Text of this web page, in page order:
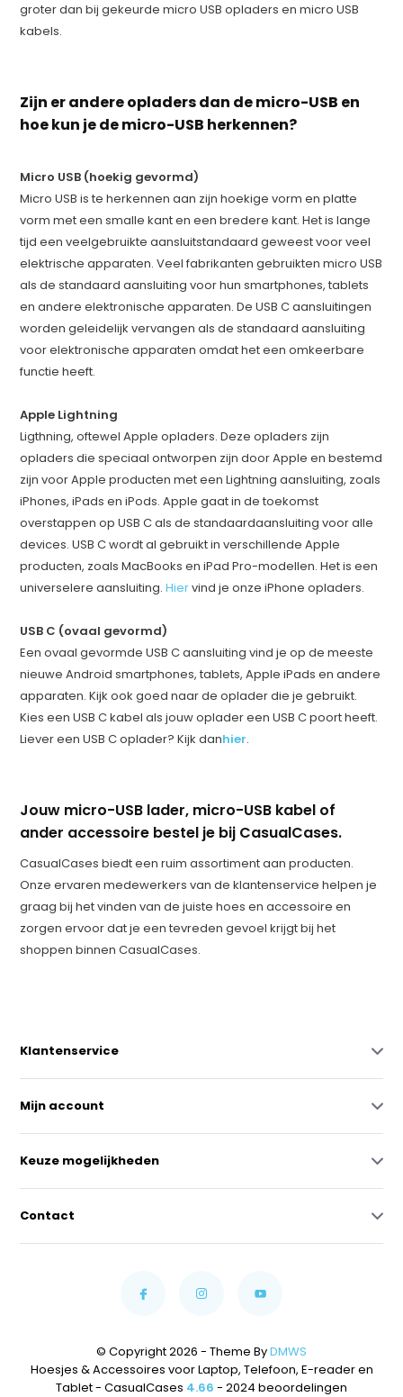
groter dan bij gekeurde micro USB opladers en micro USB
kabels.
Zijn er andere opladers dan de micro-USB en
hoe kun je de micro-USB herkennen?
Micro USB (hoekig gevormd)
Micro USB is te herkennen aan zijn hoekige vorm en platte
vorm met een smalle kant en een bredere kant. Het is lange
tijd een veelgebruikte aansluitstandaard geweest voor veel
elektrische apparaten. Veel fabrikanten gebruikten micro USB
als de standaard aansluiting voor hun smartphones, tablets
en andere elektronische apparaten. De USB C aansluitingen
worden geleidelijk vervangen als de standaard aansluiting
voor elektronische apparaten omdat het een omkeerbare
functie heeft.
Apple Lightning
Ligthning, oftewel Apple opladers. Deze opladers zijn
opladers die speciaal ontworpen zijn door Apple en bestemd
zijn voor Apple producten met een Lightning aansluiting, zoals
iPhones, iPads en iPods. Apple gaat in de toekomst
overstappen op USB C als de standaardaansluiting voor alle
devices. USB C wordt al gebruikt in verschillende Apple
producten, zoals MacBooks en iPad Pro-modellen. Het is een
universelere aansluiting.Hiervind je onze iPhone opladers.
USB C (ovaal gevormd)
Een ovaal gevormde USB C aansluiting vind je op de meeste
nieuwe Android smartphones, tablets, Apple iPads en andere
apparaten. Kijk ook goed naar de oplader die je gebruikt.
Kies een USB C kabel als jouw oplader een USB C poort heeft.
Liever een USB C oplader? Kijk danhier.
Jouw micro-USB lader, micro-USB kabel of
ander accessoire bestel je bij CasualCases.
CasualCases biedt een ruim assortiment aan producten.
Onze ervaren medewerkers van de klantenservice helpen je
graag bij het vinden van de juiste hoes en accessoire en
zorgen ervoor dat je een tevreden gevoel krijgt bij het
shoppen binnen CasualCases.
Klantenservice
Mijn account
Keuze mogelijkheden
Contact
© Copyright 2026 - Theme ByDMWS
Hoesjes & Accessoires voor Laptop, Telefoon, E-reader en
Tablet - CasualCases 4.66 - 2024 beoordelingen